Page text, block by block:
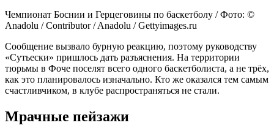
Чемпионат Боснии и Герцеговины по баскетболу / Фото: ©
Anadolu / Contributor / Anadolu / Gettyimages.ru
Сообщение вызвало бурную реакцию, поэтому руководству
«Сутьески» пришлось дать разъяснения. На территории
тюрьмы в Фоче поселят всего одного баскетболиста, а не трёх,
как это планировалось изначально. Кто же оказался тем самым
счастливчиком, в клубе распространяться не стали.
Мрачные пейзажи